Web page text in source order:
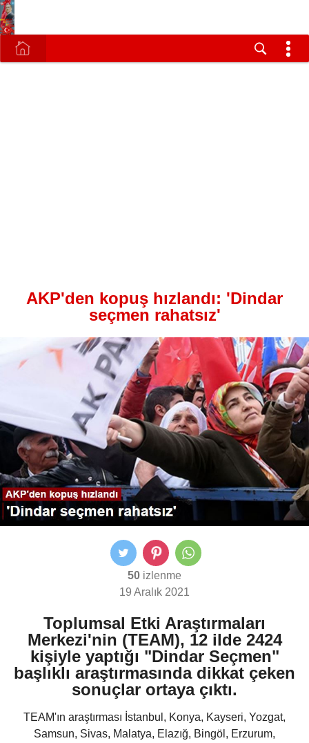
AKP'den kopuş hızlandı: 'Dindar
seçmen rahatsız'
50 izlenme
19 Aralık 2021
Toplumsal Etki Araştırmaları
Merkezi'nin (TEAM), 12 ilde 2424
kişiyle yaptığı "Dindar Seçmen"
başlıklı araştırmasında dikkat çeken
sonuçlar ortaya çıktı.
TEAM'ın araştırması İstanbul, Konya, Kayseri, Yozgat,
Samsun, Sivas, Malatya, Elazığ, Bingöl, Erzurum,